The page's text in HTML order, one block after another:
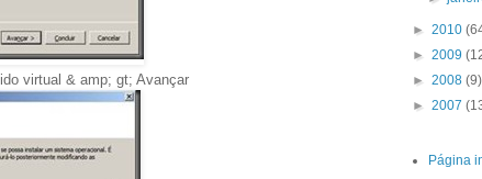
virtual & amp; gt; Avançar
► 2010
► 2009
► 2008 (9)
► 2007
Página